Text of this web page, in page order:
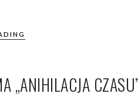
„ANIHILACJA